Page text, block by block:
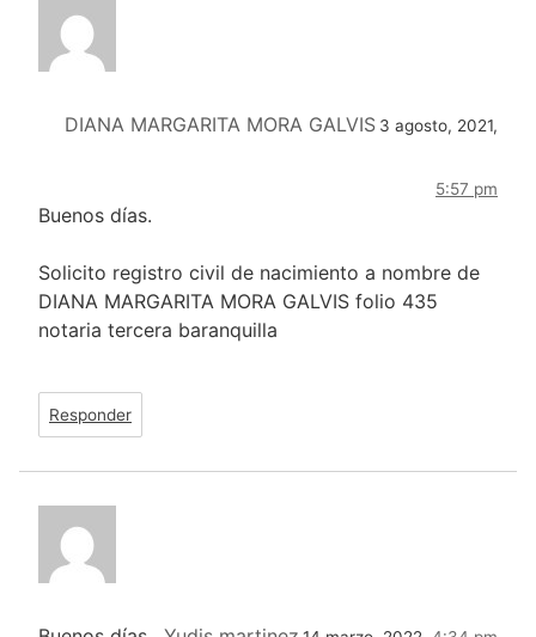
DIANA MARGARITA MORA GALVIS 3 agosto, 2021,
5:57 pm
Buenos días.
Solicito registro civil de nacimiento a nombre de
DIANA MARGARITA MORA GALVIS folio 435
notaria tercera baranquilla
Responder